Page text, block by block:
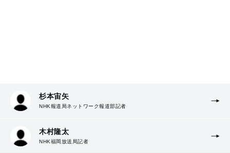
杉本宙矢
NHK報道局ネットワーク報道部記者
木村隆太
NHK福岡放送局記者